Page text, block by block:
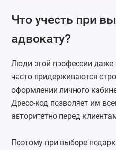
Что учесть при
адвокату?
Люди этой профессии даже
часто придерживаются
оформлении личного
Дресс-код позволяет им
авторитетно перед
Поэтому при выборе